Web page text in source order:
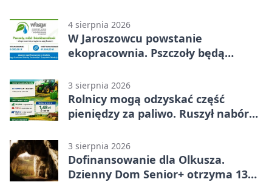
4 sierpnia 2026
W Jaroszowcu powstanie
ekopracownia. Pszczoły będą
3 sierpnia 2026
Rolnicy mogą odzyskać część
pieniędzy za paliwo. Ruszył nabór
3 sierpnia 2026
Dofinansowanie dla Olkusza.
Dzienny Dom Senior+ otrzyma 134